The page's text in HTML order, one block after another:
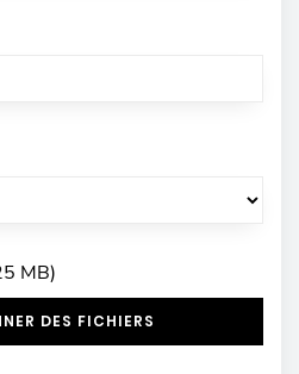
MB)
DES FICHIERS